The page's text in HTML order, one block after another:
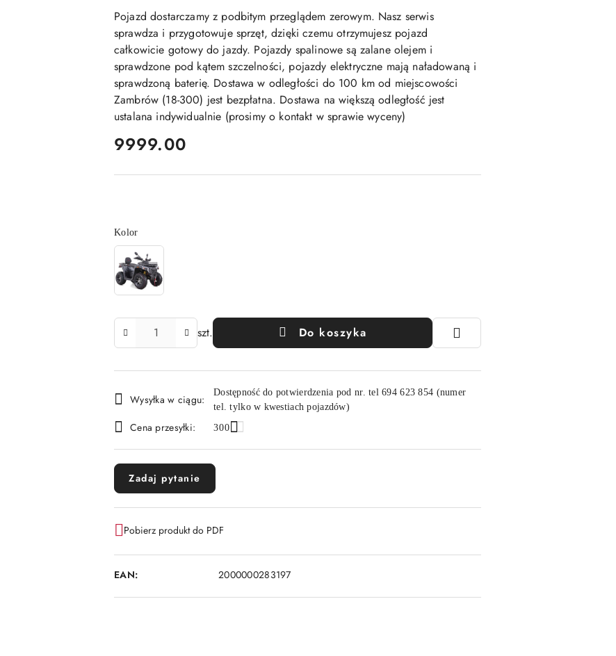
Pojazd dostarczamy z podbitym przeglądem zerowym. Nasz serwis
sprawdza i przygotowuje sprzęt, dzięki czemu otrzymujesz pojazd
całkowicie gotowy do jazdy. Pojazdy spalinowe są zalane olejem i
sprawdzone pod kątem szczelności, pojazdy elektryczne mają naładowaną i
sprawdzoną baterię. Dostawa w odległości do 100 km od miejscowości
Zambrów (18-300) jest bezpłatna. Dostawa na większą odległość jest
ustalana indywidualnie (prosimy o kontakt w sprawie wyceny)
cena:
9999.00
Wariant
Kolor
szt. Do koszyka
i
dostawa
Wysyłka w ciągu:
Dostępność do potwierdzenia pod nr. tel 694 623 854 (numer
tel. tylko w kwestiach pojazdów)
Cena przesyłki: 300
Zadaj pytanie
Pobierz produkt do PDF
EAN: 2000000283197